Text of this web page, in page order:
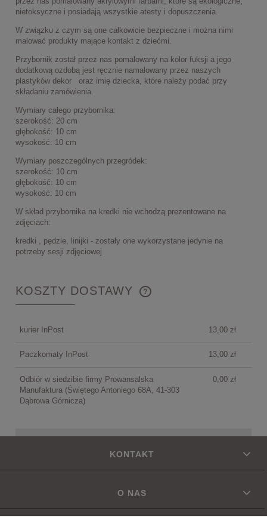
nietoksyczne i posiadają wszystkie atesty i dopuszczenia.
W związku z czym są one całkowicie bezpieczne i można nimi
malować produkty mające kontakt z dziećmi.
Przybornik został przez nas pomalowany na kolor fuksji a jego
dodatkową ozdobą jest ręcznie namalowany przez naszych
plastyków dekor oraz imię dziecka, które należy podać przy
składaniu zamówienia.
Wymiary całego przybornika:
szerokość: 20 cm
głębokość: 10 cm
wysokość: 10 cm
Wymiary poszczególnych przegródek:
szerokość: 10 cm
głębokość: 10 cm
wysokość: 10 cm
W skład przybornika na kredki nie wchodzą prezentowane na
zdjęciach:
kredki , pędzle, linijki - zostały one wykorzystane jedynie na
potrzeby sesji zdjęciowej
KOSZTY DOSTAWY
CENA NIE ZAWIERA EWENTUALNYCH KOSZTÓW
kurier InPost 13,00 zł
Paczkomaty InPost 13,00 zł
Odbiór w siedzibie firmy Prowansalska
Manufaktura (Świętego Antoniego 68A, 41-303
Dąbrowa Górnicza)
0,00 zł
KONTAKT
O NAS